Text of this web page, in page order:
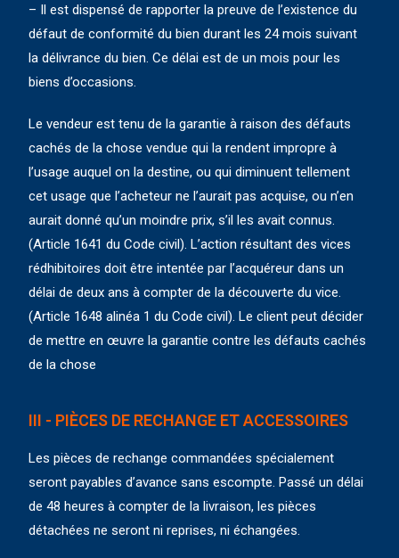
– Il est dispensé de rapporter la preuve de l’existence du
défaut de conformité du bien durant les 24 mois suivant
la délivrance du bien. Ce délai est de un mois pour les
biens d’occasions.
Le vendeur est tenu de la garantie à raison des défauts
cachés de la chose vendue qui la rendent impropre à
l’usage auquel on la destine, ou qui diminuent tellement
cet usage que l’acheteur ne l’aurait pas acquise, ou n’en
aurait donné qu’un moindre prix, s’il les avait connus.
(Article 1641 du Code civil). L’action résultant des vices
rédhibitoires doit être intentée par l’acquéreur dans un
délai de deux ans à compter de la découverte du vice.
(Article 1648 alinéa 1 du Code civil). Le client peut décider
de mettre en œuvre la garantie contre les défauts cachés
de la chose
III - PIÈCES DE RECHANGE ET ACCESSOIRES
Les pièces de rechange commandées spécialement
seront payables d’avance sans escompte. Passé un délai
de 48 heures à compter de la livraison, les pièces
détachées ne seront ni reprises, ni échangées.